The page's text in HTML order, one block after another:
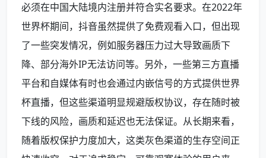
必须在中国大陆境内注册并符合实名要求。在2022年
世界杯期间，抖音虽然提供了免费观看入口，但出现
了一些突发情况，例如服务器压力过大导致画质下
降、部分海外IP无法访问等。另外，一些第三方直播
平台和自媒体有时也会通过内嵌信号的方式提供世界
杯直播，但这些渠道明显规避版权协议，存在随时被
下线的风险，画质和延迟也无法保证。从长期来看，
随着版权保护力度加大，这类灰色渠道的生存空间正